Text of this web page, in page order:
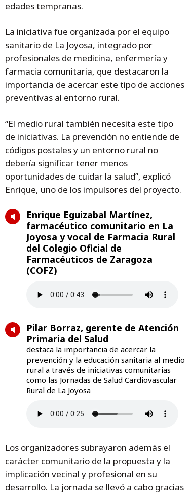
edades tempranas.
La iniciativa fue organizada por el equipo
sanitario de La Joyosa, integrado por
profesionales de medicina, enfermería y
farmacia comunitaria, que destacaron la
importancia de acercar este tipo de acciones
preventivas al entorno rural.
“El medio rural también necesita este tipo
de iniciativas. La prevención no entiende de
códigos postales y un entorno rural no
debería significar tener menos
oportunidades de cuidar la salud”, explicó
Enrique, uno de los impulsores del proyecto.
Enrique Eguizabal Martínez,
farmacéutico comunitario en La
Joyosa y vocal de Farmacia Rural
del Colegio Oficial de
Farmacéuticos de Zaragoza
(COFZ)
Pilar Borraz, gerente de Atención
Primaria del Salud
destaca la importancia de acercar la
prevención y la educación sanitaria al medio
rural a través de iniciativas comunitarias
como las Jornadas de Salud Cardiovascular
Rural de La Joyosa
Los organizadores subrayaron además el
carácter comunitario de la propuesta y la
implicación vecinal y profesional en su
desarrollo. La jornada se llevó a cabo gracias